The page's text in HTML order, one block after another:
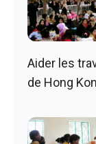
Aider les
de Hong